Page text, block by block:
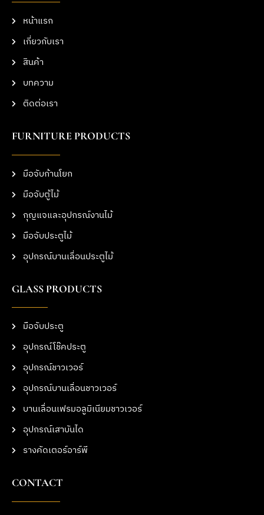
หน้าแรก
เกี่ยวกับเรา
สินค้า
บทความ
ติดต่อเรา
FURNITURE PRODUCTS
มือจับก้านโยก
มือจับตู้ไม้
กุญแจและอุปกรณ์งานไม้
มือจับประตูไม้
อุปกรณ์บานเลื่อนประตูไม้
GLASS PRODUCTS
มือจับประตู
อุปกรณ์โช๊คประตู
อุปกรณ์ชาวเวอร์
อุปกรณ์บานเลื่อนชาวเวอร์
บานเลื่อนเฟรมอลูมิเนียมชาวเวอร์
อุปกรณ์เสาบันได
รางคัดเตอร์อาร์พี
CONTACT